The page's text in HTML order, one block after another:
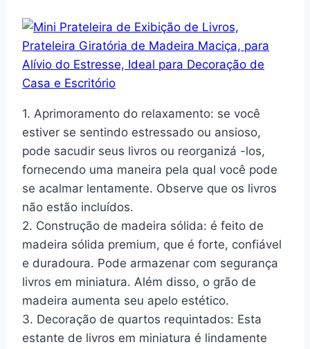
1. Aprimoramento do relaxamento: se você
estiver se sentindo estressado ou ansioso,
pode sacudir seus livros ou reorganizá -los,
fornecendo uma maneira pela qual você pode
se acalmar lentamente. Observe que os livros
não estão incluídos.
2. Construção de madeira sólida: é feito de
madeira sólida premium, que é forte, confiável
e duradoura. Pode armazenar com segurança
livros em miniatura. Além disso, o grão de
madeira aumenta seu apelo estético.
3. Decoração de quartos requintados: Esta
estante de livros em miniatura é lindamente